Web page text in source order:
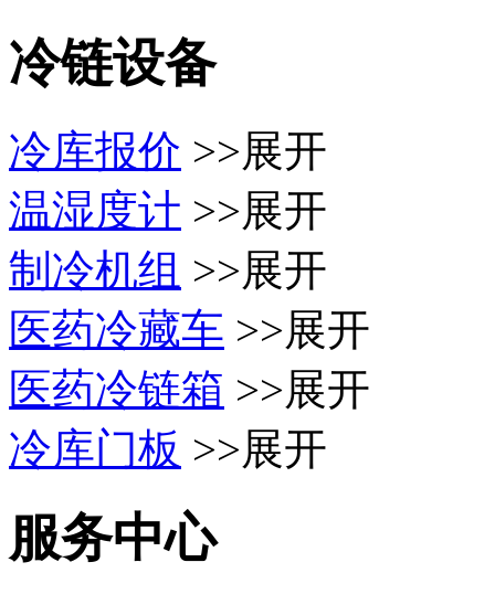
冷链设备
冷库报价 >>展开
温湿度计 >>展开
制冷机组 >>展开
医药冷藏车 >>展开
医药冷链箱 >>展开
冷库门板 >>展开
服务中心